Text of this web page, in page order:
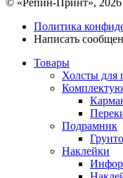
Политика
Написать
Товары
Холсты для
Подрамник
Наклейки